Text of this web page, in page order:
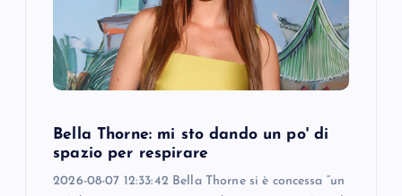
Bella Thorne: mi sto dando un po' di
spazio per respirare
2026-08-07 12:33:42 Bella Thorne si è concessa “un